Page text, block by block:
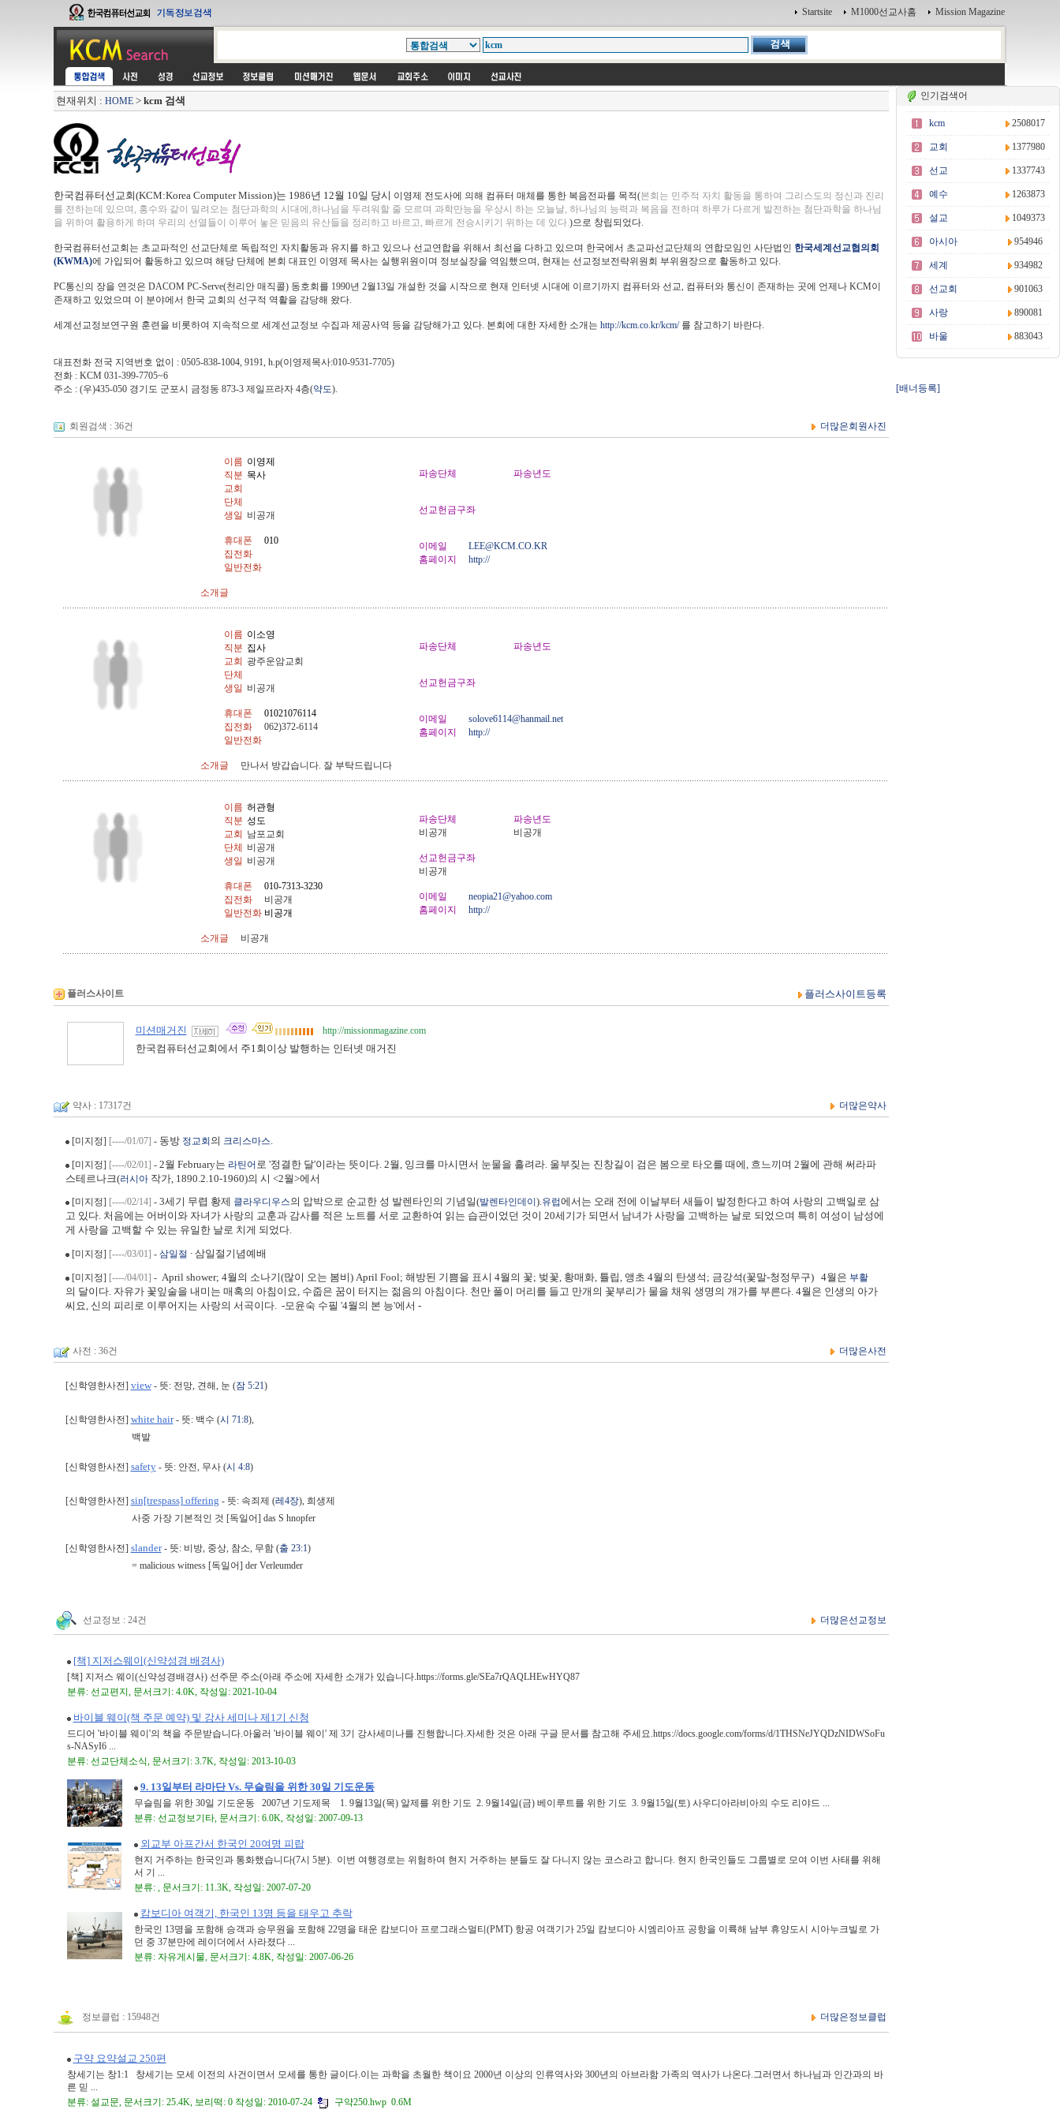
Startsite M1000선교사홈 Mission Magazine
인기검색어
kcm 2508017
교회 1377980
선교 1337743
예수 1263873
설교 1049373
아시아 954946
세계 934982
선교회 901063
사랑 890081
바울 883043
[배너등록]
현재위치 : HOME> kcm 검색
한국컴퓨터선교회(KCM:Korea Computer Mission)는 1986년 12월 10일 당시 이영제 전도사에 의해 컴퓨터 매체를 통한 복음전파를 목적(본회는 민주적 자치 활동을 통하여 그리스도의 정신과 진리
를 전하는데 있으며, 홍수와 같이 밀려오는 첨단과학의 시대에,하나님을 두려워할 줄 모르며 과학만능을 우상시 하는 오늘날, 하나님의 능력과 복음을 전하며 하루가 다르게 발전하는 첨단과학을 하나님
을 위하여 활용하게 하며 우리의 선열들이 이루어 놓은 믿음의 유산들을 정리하고 바르고, 빠르게 전승시키기 위하는 데 있다.)으로 창립되었다.
한국컴퓨터선교회는 초교파적인 선교단체로 독립적인 자치활동과 유지를 하고 있으나 선교연합을 위해서 최선을 다하고 있으며 한국에서 초교파선교단체의 연합모임인 사단법인 한국세계선교협의회
(KWMA)에 가입되어 활동하고 있으며 해당 단체에 본회 대표인 이영제 목사는 실행위원이며 정보실장을 역임했으며, 현재는 선교정보전략위원회 부위원장으로 활동하고 있다.
PC통신의 장을 연것은 DACOM PC-Serve(천리안 매직콜) 동호회를 1990년 2월13일 개설한 것을 시작으로 현재 인터넷 시대에 이르기까지 컴퓨터와 선교, 컴퓨터와 통신이 존재하는 곳에 언제나 KCM이
존재하고 있었으며 이 분야에서 한국 교회의 선구적 역활을 감당해 왔다.
세계선교정보연구원 훈련을 비롯하여 지속적으로 세계선교정보 수집과 제공사역 등을 감당해가고 있다. 본회에 대한 자세한 소개는 http://kcm.co.kr/kcm/를 참고하기 바란다.
대표전화 전국 지역번호 없이 : 0505-838-1004, 9191, h.p(이영제목사:010-9531-7705)
전화 : KCM 031-399-7705~6
주소 : (우)435-050 경기도 군포시 금정동 873-3 제일프라자 4층(약도).
회원검색 : 36건 더많은회원사진
이름 이영제
직분 목사
교회
단체
생일 비공개
휴대폰
010
집전화
일반전화
파송단체 파송년도
선교헌금구좌
이메일
LEE@KCM.CO.KR
홈페이지
http://
소개글
이름 이소영
직분 집사
교회
광주운암교회
단체
생일 비공개
휴대폰
01021076114
집전화
062)372-6114
일반전화
파송단체 파송년도
선교헌금구좌
이메일
solove6114@hanmail.net
홈페이지
http://
소개글 만나서 방갑습니다. 잘 부탁드립니다
이름 허관형
직분 성도
교회
남포교회
단체
비공개
생일 비공개
휴대폰
010-7313-3230
집전화
비공개
일반전화 비공개
파송단체
파송년도
비공개
비공개
선교헌금구좌
비공개
이메일
neopia21@yahoo.com
홈페이지
http://
소개글 비공개
플러스사이트 플러스사이트등록
미션매거진 http://missionmagazine.com
한국컴퓨터선교회에서 주1회이상 발행하는 인터넷 매거진
약사 : 17317건 더많은약사
[미지정] [----/01/07] - 동방 정교회 의 크리스마스.
[미지정] [----/02/01] - 2월 February는 라틴어 로 '정결한 달'이라는 뜻이다. 2월, 잉크를 마시면서 눈물을 흘려라. 울부짖는 진창길이 검은 봄으로 타오를 때에, 흐느끼며 2월에 관해 써라파
스테르나크(러시아작가, 1890.2.10-1960)의 시 <2월>에서
[미지정] [----/02/14] - 3세기 무렵 황제 클라우디우스의 압박으로 순교한 성 발렌타인의 기념일(발렌타인데이 ).유럽에서는 오래 전에 이날부터 새들이 발정한다고 하여 사랑의 고백일로 삼
고 있다. 처음에는 어버이와 자녀가 사랑의 교훈과 감사를 적은 노트를 서로 교환하여 읽는 습관이었던 것이 20세기가 되면서 남녀가 사랑을 고백하는 날로 되었으며 특히 여성이 남성에
게 사랑을 고백할 수 있는 유일한 날로 치게 되었다.
[미지정] [----/03/01] - 삼일절 ∙ 삼일절기념예배
[미지정] [----/04/01] - April shower; 4월의 소나기(많이 오는 봄비) April Fool; 해방된 기쁨을 표시 4월의 꽃; 벚꽃, 황매화, 튤립, 앵초 4월의 탄생석; 금강석(꽃말-청정무구) 4월은 부활
의 달이다. 자유가 꽃잎술을 내미는 매혹의 아침이요, 수줍은 꿈이 터지는 젊음의 아침이다. 천만 풀이 머리를 들고 만개의 꽃부리가 물을 채워 생명의 개가를 부른다. 4월은 인생의 아가
씨요, 신의 피리로 이루어지는 사랑의 서곡이다. -모윤숙 수필 '4월의 본 능'에서 -
사전 : 36건 더많은사전
[신학영한사전] view- 뜻: 전망, 견해, 눈 (잠 5:21)
[신학영한사전] white hair- 뜻: 백수 (시 71:8),
백발
[신학영한사전] safety- 뜻: 안전, 무사 (시 4:8)
[신학영한사전] sin[trespass] offering - 뜻: 속죄제 (레4장), 희생제
사중 가장 기본적인 것 [독일어] das S hnopfer
[신학영한사전] slander- 뜻: 비방, 중상, 참소, 무함 (출 23:1)
= malicious witness [독일어] der Verleumder
선교정보 : 24건 더많은선교정보
[책] 지저스웨이(신약성경 배경사)
[책] 지저스 웨이(신약성경배경사) 선주문 주소(아래 주소에 자세한 소개가 있습니다.https://forms.gle/SEa7rQAQLHEwHYQ87
분류: 선교편지, 문서크기: 4.0K, 작성일: 2021-10-04
바이블 웨이(책 주문 예약) 및 강사 세미나 제1기 신청
드디어 '바이블 웨이'의 책을 주문받습니다.아울러 '바이블 웨이' 제 3기 강사세미나를 진행합니다.자세한 것은 아래 구글 문서를 참고해 주세요.https://docs.google.com/forms/d/1THSNeJYQDzNIDWSoFu
s-NASyI6 ...
분류: 선교단체소식, 문서크기: 3.7K, 작성일: 2013-10-03
9. 13일부터 라마단 Vs. 무슬림을 위한 30일 기도운동
무슬림을 위한 30일 기도운동 2007년 기도제목 1. 9월13일(목) 알제를 위한 기도 2. 9월14일(금) 베이루트를 위한 기도 3. 9월15일(토) 사우디아라비아의 수도 리야드 ...
분류: 선교정보기타, 문서크기: 6.0K, 작성일: 2007-09-13
외교부 아프간서 한국인 20여명 피랍
현지 거주하는 한국인과 통화했습니다(7시 5분). 이번 여행경로는 위험하여 현지 거주하는 분들도 잘 다니지 않는 코스라고 합니다. 현지 한국인들도 그룹별로 모여 이번 사태를 위해
서 기 ...
분류: , 문서크기: 11.3K, 작성일: 2007-07-20
캄보디아 여객기, 한국인 13명 등을 태우고 추락
한국인 13명을 포함해 승객과 승무원을 포함해 22명을 태운 캄보디아 프로그래스멀티(PMT) 항공 여객기가 25일 캄보디아 시엠리아프 공항을 이륙해 남부 휴양도시 시아누크빌로 가
던 중 37분만에 레이더에서 사라졌다 ...
분류: 자유게시물, 문서크기: 4.8K, 작성일: 2007-06-26
정보클럽 : 15948건 더많은정보클럽
구약 요약설교 250편
창세기는 창1:1 창세기는 모세 이전의 사건이면서 모세를 통한 글이다.이는 과학을 초월한 책이요 2000년 이상의 인류역사와 300년의 아브라함 가족의 역사가 나온다.그러면서 하나님과 인간과의 바
른 믿 ...
분류: 설교문, 문서크기: 25.4K, 보리떡: 0 작성일: 2010-07-24
구약250.hwp 0.6M